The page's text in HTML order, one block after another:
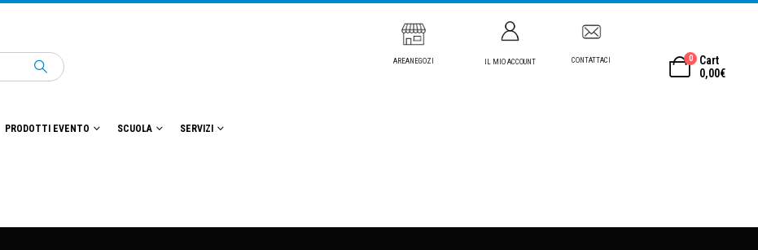
AREANEGOZI IL MIO ACCOUNT CONTATTACI 0
Cart
0,00€
PRODOTTI EVENTO SCUOLA SERVIZI